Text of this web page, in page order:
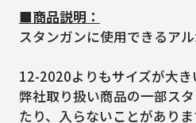
■商品説明：
スタンガンに使用できるアル
12-2020よりもサイズが大き
弊社取り扱い商品の一部ス
たり、入らないことがありま